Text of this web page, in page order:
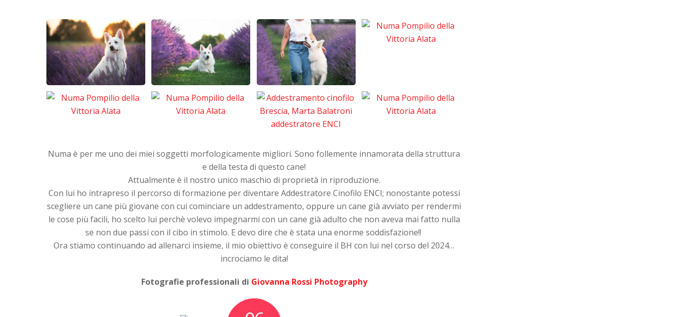
Numa è per me uno dei miei soggetti morfologicamente migliori. Sono follemente innamorata della struttura
e della testa di questo cane!
Attualmente è il nostro unico maschio di proprietà in riproduzione.
Con lui ho intrapreso il percorso di formazione per diventare Addestratore Cinofilo ENCI; nonostante potessi
scegliere un cane più giovane con cui cominciare un addestramento, oppure un cane già avviato per rendermi
le cose più facili, ho scelto lui perchè volevo impegnarmi con un cane già adulto che non aveva mai fatto nulla
se non due passi con il cibo in stimolo. E devo dire che è stata una enorme soddisfazione!!
Ora stiamo continuando ad allenarci insieme, il mio obiettivo è conseguire il BH con lui nel corso del 2024…
incrociamo le dita!
Fotografie professionali di Giovanna Rossi Photography